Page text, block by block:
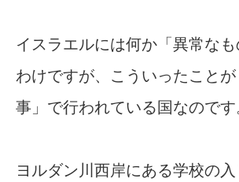
イスラエルには何か「異常な
わけですが、こういったこと
事」で行われている国なのです
ヨルダン川西岸にある学校の